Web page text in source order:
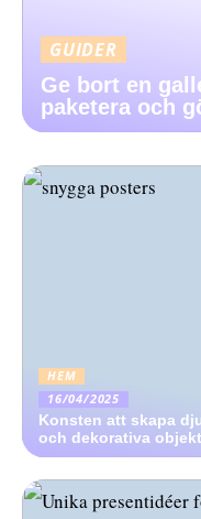
GUIDER
Ge bort en
paketera och
HEM
16/04/2025
Konsten att skapa
och dekorativa